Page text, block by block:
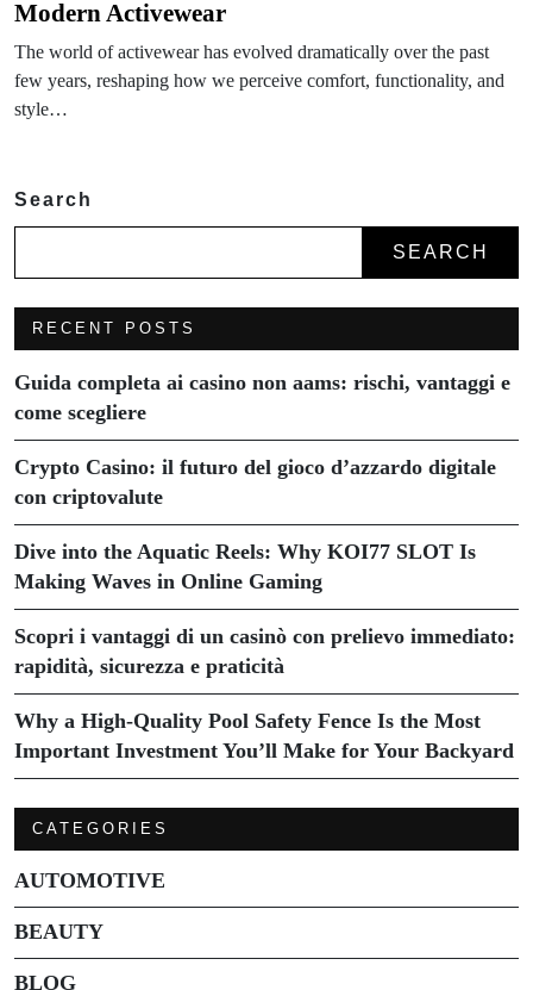
Modern Activewear
The world of activewear has evolved dramatically over the past
few years, reshaping how we perceive comfort, functionality, and
style…
Search
SEARCH
RECENT POSTS
Guida completa ai casino non aams: rischi, vantaggi e
come scegliere
Crypto Casino: il futuro del gioco d’azzardo digitale
con criptovalute
Dive into the Aquatic Reels: Why KOI77 SLOT Is
Making Waves in Online Gaming
Scopri i vantaggi di un casinò con prelievo immediato:
rapidità, sicurezza e praticità
Why a High-Quality Pool Safety Fence Is the Most
Important Investment You’ll Make for Your Backyard
CATEGORIES
AUTOMOTIVE
BEAUTY
BLOG